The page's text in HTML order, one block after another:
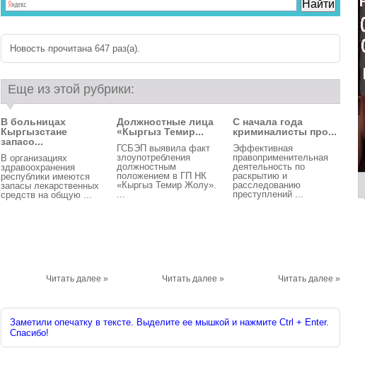
Новость прочитана 647 раз(a).
Еще из этой рубрики:
В больницах
Кыргызстане
запасо...
В организациях
здравоохранения
республики имеются
запасы лекарственных
средств на общую ...
Читать далее »
Должностные лица
«Кыргыз Темир...
ГСБЭП выявила факт
злоупотребления
должностным
положением в ГП НК
«Кыргыз Темир Жолу».
...
Читать далее »
С начала года
криминалисты про...
Эффективная
правоприменительная
деятельность по
раскрытию и
расследованию
преступлений ...
Читать далее »
Заметили опечатку в тексте. Выделите ее мышкой и нажмите Ctrl + Enter.
Спасибо!